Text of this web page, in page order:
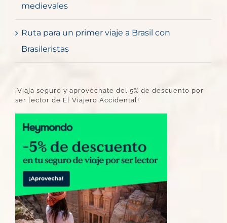
medievales
Ruta para un primer viaje a Brasil con
Brasileristas
¡Viaja seguro y aprovéchate del 5% de descuento por
ser lector de El Viajero Accidental!